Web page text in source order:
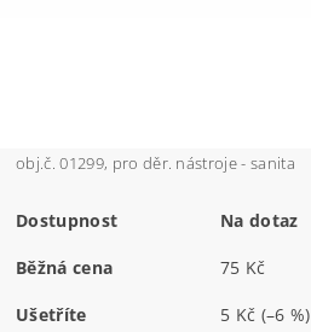
obj.č. 01299, pro děr. nástroje - sanita
Dostupnost Na dotaz
Běžná cena 75 Kč
Ušetříte 5 Kč (–6 %)